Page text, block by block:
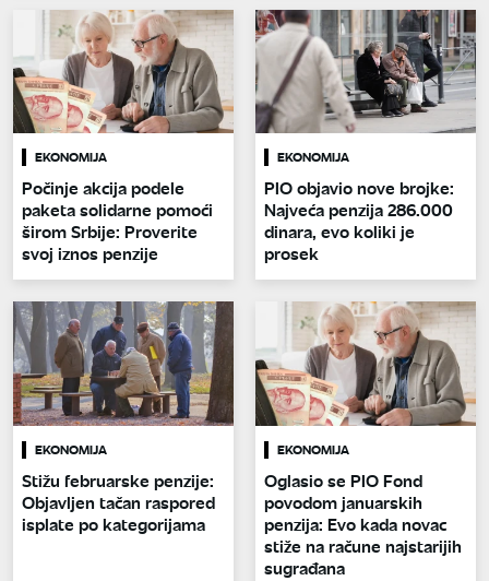
EKONOMIJA
Počinje akcija podele
paketa solidarne pomoći
širom Srbije: Proverite
svoj iznos penzije
EKONOMIJA
PIO objavio nove brojke:
Najveća penzija 286.000
dinara, evo koliki je
prosek
EKONOMIJA
Stižu februarske penzije:
Objavljen tačan raspored
isplate po kategorijama
EKONOMIJA
Oglasio se PIO Fond
povodom januarskih
penzija: Evo kada novac
stiže na račune najstarijih
sugrađana